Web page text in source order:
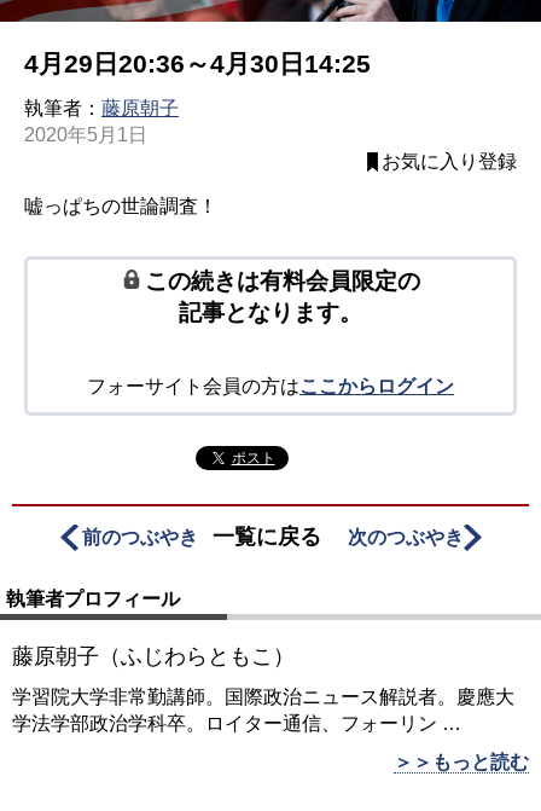
4月29日20:36～4月30日14:25
執筆者： 藤原朝子
2020年5月1日
お気に入り登録
嘘っぱちの世論調査！
この続きは有料会員限定の
記事となります。
フォーサイト会員の方はここからログイン
ポスト
前のつぶやき 一覧に戻る 次のつぶやき
執筆者プロフィール
藤原朝子（ふじわらともこ）
学習院大学非常勤講師。国際政治ニュース解説者。慶應大
学法学部政治学科卒。ロイター通信、フォーリン …
＞＞もっと読む